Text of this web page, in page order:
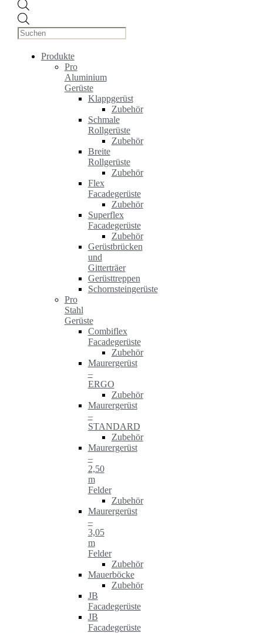
search
Produkte
Pro
Aluminium
Gerüste
Klappgerüst
Zubehör
Schmale
Rollgerüste
Zubehör
Breite
Rollgerüste
Zubehör
Flex
Facadegerüste
Zubehör
Superflex
Facadegerüste
Zubehör
Gerüstbrücken
und
Gitterträer
Gerüsttreppen
Schornsteingerüste
Pro
Stahl
Gerüste
Combiflex
Facadegerüste
Zubehör
Maurergerüst
–
ERGO
Zubehör
Maurergerüst
–
STANDARD
Zubehör
Maurergerüst
–
2,50
m
Felder
Zubehör
Maurergerüst
–
3,05
m
Felder
Zubehör
Mauerböcke
Zubehör
JB
Facadegerüste
JB
Facadegerüste